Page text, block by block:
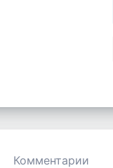
Комментарии